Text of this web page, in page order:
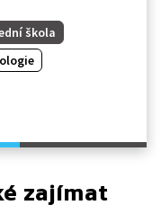
škola
zajímat